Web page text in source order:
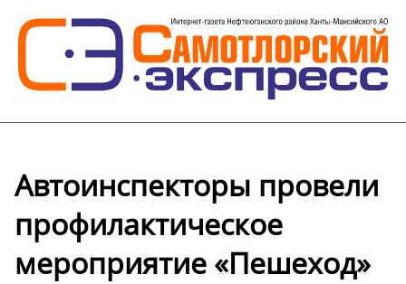
Автоинспекторы провели
профилактическое
мероприятие «Пешеход»